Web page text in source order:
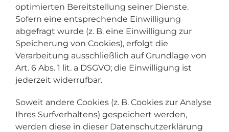
optimierten Bereitstellung seiner Dienste.
Sofern eine entsprechende Einwilligung
abgefragt wurde (z. B. eine Einwilligung zur
Speicherung von Cookies), erfolgt die
Verarbeitung ausschließlich auf Grundlage von
Art. 6 Abs. 1 lit. a DSGVO; die Einwilligung ist
jederzeit widerrufbar.
Soweit andere Cookies (z. B. Cookies zur Analyse
Ihres Surfverhaltens) gespeichert werden,
werden diese in dieser Datenschutzerklärung